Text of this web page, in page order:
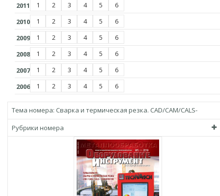
2011
1 2 3 4 5
6
2010
1 2 3 4 5
6
2009
1 2 3 4 5
6
2008
1 2 3 4 5
6
2007
1 2 3 4 5
6
2006
1 2 3 4 5 6
Тема номера: Сварка и термическая резка. CAD/CAM/CALS-
технологии
Рубрики номера